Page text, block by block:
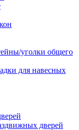
уголки общего
для навесных
дверей